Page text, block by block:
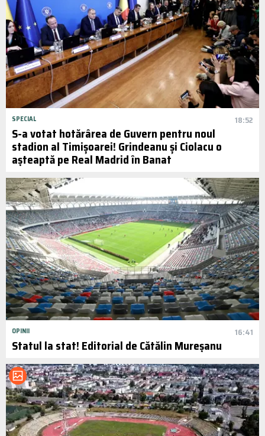
SPECIAL 18:52
S-a votat hotărârea de Guvern pentru noul
stadion al Timișoarei! Grindeanu și Ciolacu o
așteaptă pe Real Madrid în Banat
OPINII 16:41
Statul la stat! Editorial de Cătălin Mureșanu